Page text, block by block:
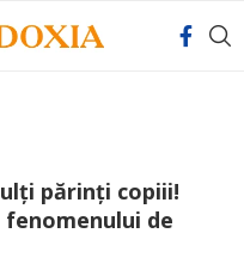
părinți copiii!
de